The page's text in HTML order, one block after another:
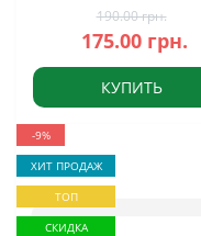
190.00 грн.
175.00 грн.
КУПИТЬ
-9%
ХИТ ПРОДАЖ
ТОП
СКИДКА